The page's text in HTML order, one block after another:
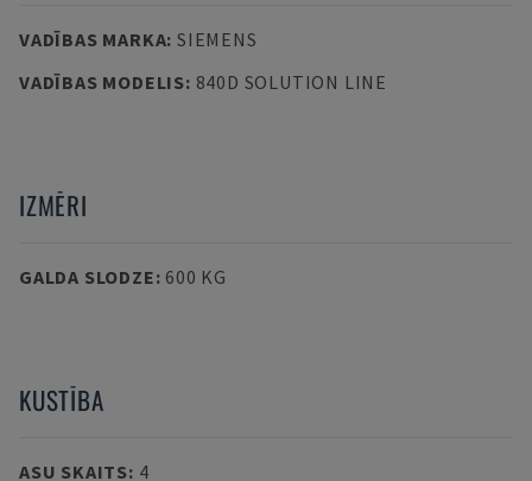
VADĪBAS MARKA: SIEMENS
VADĪBAS MODELIS: 840D SOLUTION LINE
IZMĒRI
GALDA SLODZE: 600 KG
KUSTĪBA
ASU SKAITS: 4